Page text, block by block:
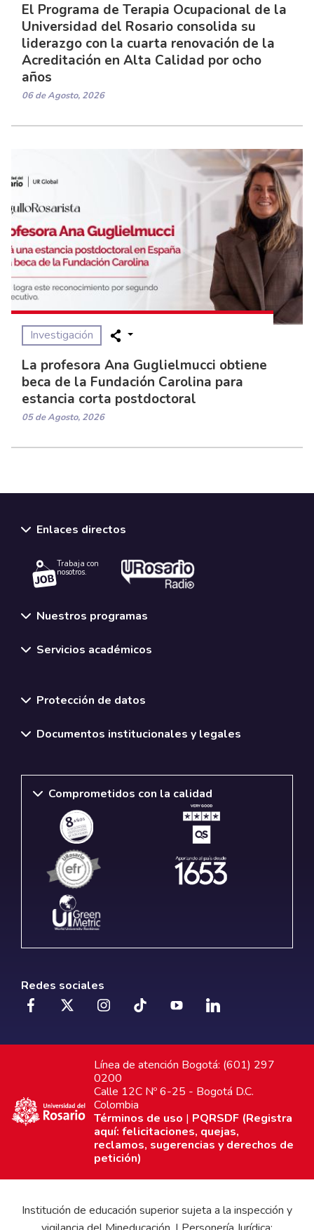
El Programa de Terapia Ocupacional de la
Universidad del Rosario consolida su
liderazgo con la cuarta renovación de la
Acreditación en Alta Calidad por ocho
años
06 de Agosto, 2026
Investigación
La profesora Ana Guglielmucci obtiene
beca de la Fundación Carolina para
estancia corta postdoctoral
05 de Agosto, 2026
Enlaces directos
Trabaja con
nosotros.
Nuestros programas
Servicios académicos
Protección de datos
Documentos institucionales y legales
Comprometidos con la calidad
Redes sociales
Línea de atención Bogotá: (601) 297
0200
Calle 12C Nº 6-25 - Bogotá D.C.
Colombia
Términos de uso | PQRSDF (Registra
aquí: felicitaciones, quejas,
reclamos, sugerencias y derechos de
petición)
Institución de educación superior sujeta a la inspección y